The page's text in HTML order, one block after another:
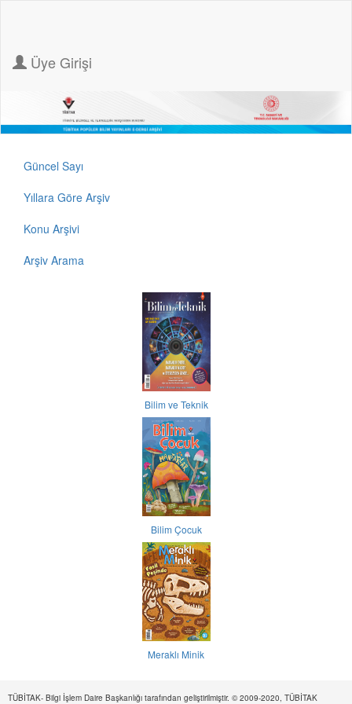
Üye Girişi
Güncel Sayı
Yıllara Göre Arşiv
Konu Arşivi
Arşiv Arama
Bilim ve Teknik
Bilim Çocuk
Meraklı Minik
TÜBİTAK- Bilgi İşlem Daire Başkanlığı tarafından geliştirilmiştir. © 2009-2020, TÜBİTAK